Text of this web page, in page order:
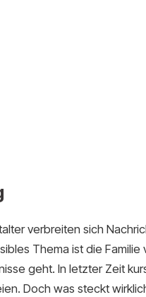
verbreiten sich
Thema ist die
geht. In letzter Zeit
Doch was steckt